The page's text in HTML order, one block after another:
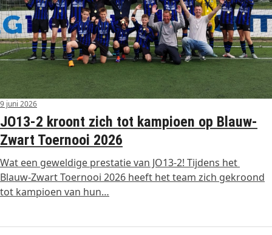
9 juni 2026
JO13-2 kroont zich tot kampioen op Blauw-
Zwart Toernooi 2026
Wat een geweldige prestatie van JO13-2! Tijdens het
Blauw-Zwart Toernooi 2026 heeft het team zich gekroond
tot kampioen van hun…